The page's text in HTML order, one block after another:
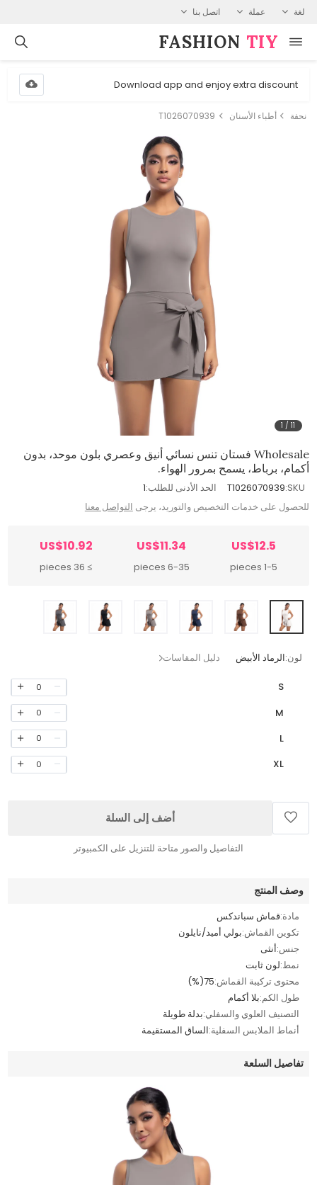
لغة عملة اتصل بنا
FASHION⁠ TIY
Download app and enjoy extra discount
نحفة أطباء الأسنان T1026070939
1 /11
Wholesale فستان تنس نسائي أنيق وعصري بلون موحد، بدون
أكمام، برباط، يسمح بمرور الهواء.
SKU:
T1026070939 الحد الأدنى للطلب:1
للحصول على خدمات التخصيص والتوريد، يرجى التواصل معنا
US$12.5
1-5 pieces
US$11.34
6-35 pieces
US$10.92
≥ 36 pieces
لون:الرماد الأبيض دليل المقاسات
S
0
M
0
L
0
XL
0
أضف إلى السلة
التفاصيل والصور متاحة للتنزيل على الكمبيوتر
وصف المنتج
مادة:قماش سباندكس
تكوين القماش:بولي أميد/نايلون
جنس:أنثى
نمط:لون ثابت
محتوى تركيبة القماش:75(%)
طول الكم:بلا أكمام
التصنيف العلوي والسفلي:بدلة طويلة
أنماط الملابس السفلية:الساق المستقيمة
تفاصيل السلعة